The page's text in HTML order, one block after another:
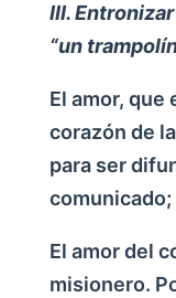
III.
“un
El amor, que
corazón de
para ser
comunicado;
El amor del
misionero.